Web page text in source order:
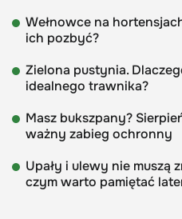
Wełnowce na
ich pozbyć?
Zielona pustynia.
idealnego trawnika?
Masz bukszpany?
ważny zabieg ochronny
Upały i ulewy nie muszą
czym warto pamiętać